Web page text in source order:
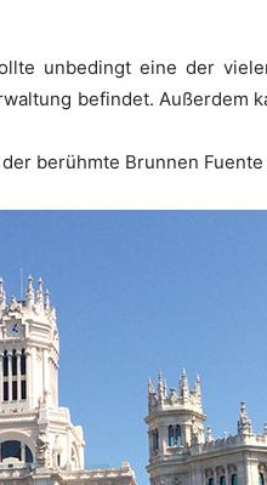
unbedingt eine der
befindet.
berühmte Brunnen